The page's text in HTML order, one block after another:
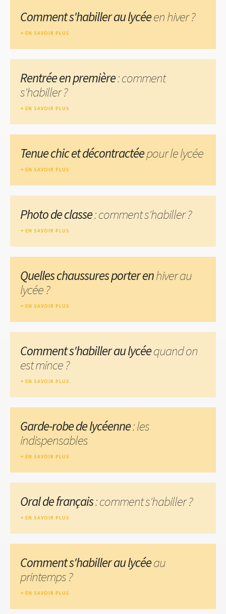
Comment s'habiller au lycéeen hiver ?
EN SAVOIR PLUS
Rentrée en première: comment
s'habiller ?
EN SAVOIR PLUS
Tenue chic et décontractéepour le lycée
EN SAVOIR PLUS
Photo de classe: comment s'habiller ?
EN SAVOIR PLUS
Quelles chaussures porter enhiver au
lycée ?
EN SAVOIR PLUS
Comment s'habiller au lycéequand on
est mince ?
EN SAVOIR PLUS
Garde-robe de lycéenne: les
indispensables
EN SAVOIR PLUS
Oral de français: comment s'habiller ?
EN SAVOIR PLUS
Comment s'habiller au lycéeau
printemps ?
EN SAVOIR PLUS